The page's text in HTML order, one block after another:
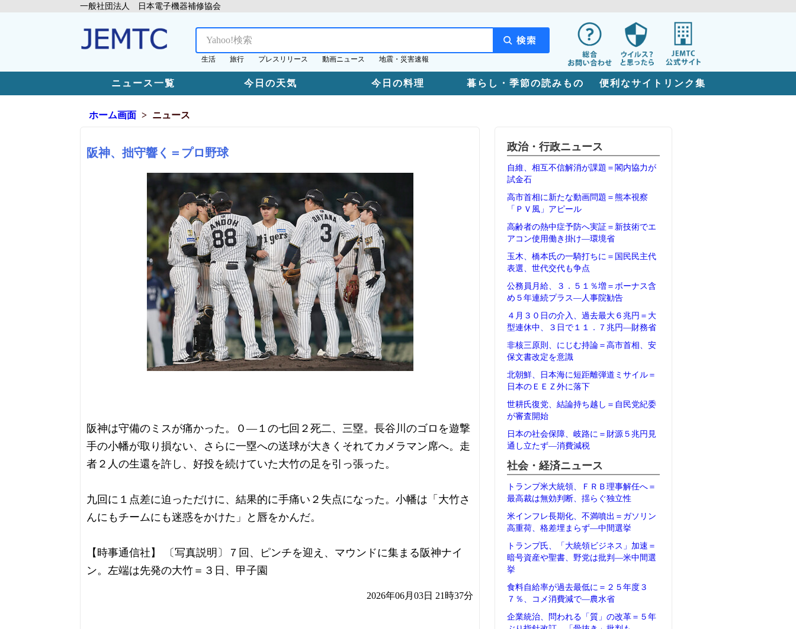
一般社団法人 日本電子機器補修協会
生活 旅行 プレスリリース 動画ニュース 地震・災害速報
ニュース一覧 今日の天気 今日の料理 暮らし・季節の読みもの 便利なサイトリンク集
ホーム画面 ニュース
阪神、拙守響く＝プロ野球
阪神は守備のミスが痛かった。０―１の七回２死二、三塁。長谷川のゴロを遊撃
手の小幡が取り損ない、さらに一塁への送球が大きくそれてカメラマン席へ。走
者２人の生還を許し、好投を続けていた大竹の足を引っ張った。
九回に１点差に迫っただけに、結果的に手痛い２失点になった。小幡は「大竹さ
んにもチームにも迷惑をかけた」と唇をかんだ。
【時事通信社】 〔写真説明〕７回、ピンチを迎え、マウンドに集まる阪神ナイ
ン。左端は先発の大竹＝３日、甲子園
2026年06月03日 21時37分
政治・行政ニュース
自維、相互不信解消が課題＝閣内協力が
試金石
高市首相に新たな動画問題＝熊本視察
「ＰＶ風」アピール
高齢者の熱中症予防へ実証＝新技術でエ
アコン使用働き掛け―環境省
玉木、橋本氏の一騎打ちに＝国民民主代
表選、世代交代も争点
公務員月給、３．５１％増＝ボーナス含
め５年連続プラス―人事院勧告
４月３０日の介入、過去最大６兆円＝大
型連休中、３日で１１．７兆円―財務省
非核三原則、にじむ持論＝高市首相、安
保文書改定を意識
北朝鮮、日本海に短距離弾道ミサイル＝
日本のＥＥＺ外に落下
世耕氏復党、結論持ち越し＝自民党紀委
が審査開始
日本の社会保障、岐路に＝財源５兆円見
通し立たず―消費減税
社会・経済ニュース
トランプ米大統領、ＦＲＢ理事解任へ＝
最高裁は無効判断、揺らぐ独立性
米インフレ長期化、不満噴出＝ガソリン
高重荷、格差埋まらず―中間選挙
トランプ氏、「大統領ビジネス」加速＝
暗号資産や聖書、野党は批判―米中間選
挙
食料自給率が過去最低に＝２５年度３
７％、コメ消費減で―農水省
企業統治、問われる「質」の改革＝５年